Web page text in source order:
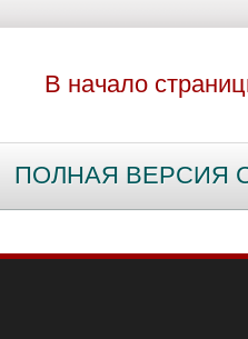
В начало
ПОЛНАЯ ВЕРСИЯ